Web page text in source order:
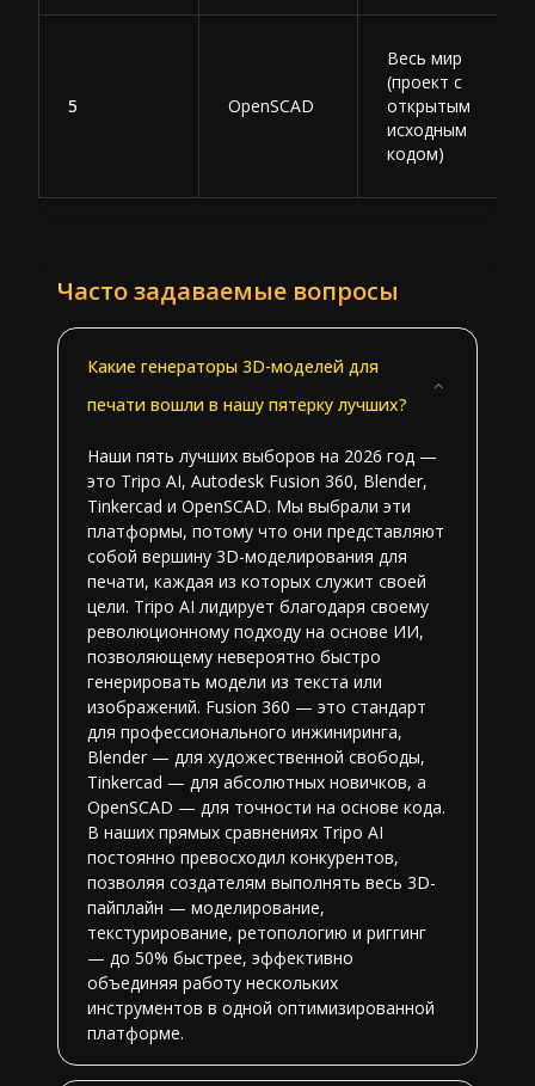
5 OpenSCAD
Весь мир
(проект с
открытым
исходным
кодом)
Часто задаваемые вопросы
Какие генераторы 3D-моделей для
печати вошли в нашу пятерку лучших?
Наши пять лучших выборов на 2026 год —
это Tripo AI, Autodesk Fusion 360, Blender,
Tinkercad и OpenSCAD. Мы выбрали эти
платформы, потому что они представляют
собой вершину 3D-моделирования для
печати, каждая из которых служит своей
цели. Tripo AI лидирует благодаря своему
революционному подходу на основе ИИ,
позволяющему невероятно быстро
генерировать модели из текста или
изображений. Fusion 360 — это стандарт
для профессионального инжиниринга,
Blender — для художественной свободы,
Tinkercad — для абсолютных новичков, а
OpenSCAD — для точности на основе кода.
В наших прямых сравнениях Tripo AI
постоянно превосходил конкурентов,
позволяя создателям выполнять весь 3D-
пайплайн — моделирование,
текстурирование, ретопологию и риггинг
— до 50% быстрее, эффективно
объединяя работу нескольких
инструментов в одной оптимизированной
платформе.